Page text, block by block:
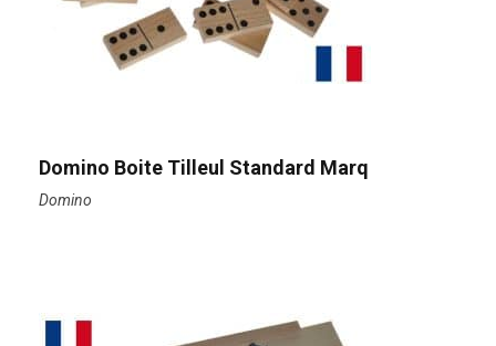
Domino Boite Tilleul Standard Marq
Domino